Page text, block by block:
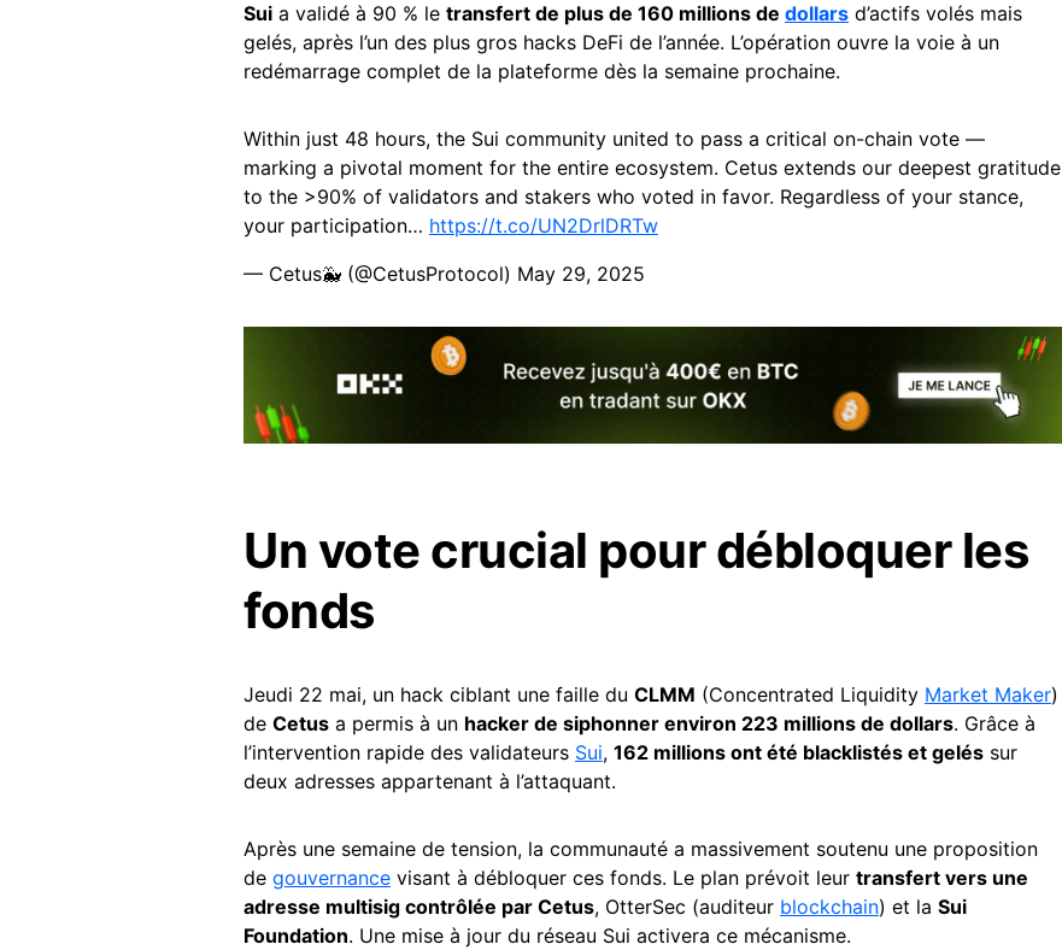
Sui a validé à 90 % le transfert de plus de 160 millions de dollars d’actifs volés mais
gelés, après l’un des plus gros hacks DeFi de l’année. L’opération ouvre la voie à un
redémarrage complet de la plateforme dès la semaine prochaine.
Within just 48 hours, the Sui community united to pass a critical on-chain vote —
marking a pivotal moment for the entire ecosystem. Cetus extends our deepest gratitude
to the >90% of validators and stakers who voted in favor. Regardless of your stance,
your participation… https://t.co/UN2DrlDRTw
— Cetus🐳 (@CetusProtocol) May 29, 2025
Un vote crucial pour débloquer les
fonds
Jeudi 22 mai, un hack ciblant une faille du CLMM (Concentrated Liquidity Market Maker)
de Cetus a permis à un hacker de siphonner environ 223 millions de dollars. Grâce à
l’intervention rapide des validateurs Sui, 162 millions ont été blacklistés et gelés sur
deux adresses appartenant à l’attaquant.
Après une semaine de tension, la communauté a massivement soutenu une proposition
de gouvernance visant à débloquer ces fonds. Le plan prévoit leur transfert vers une
adresse multisig contrôlée par Cetus, OtterSec (auditeur blockchain) et la Sui
Foundation. Une mise à jour du réseau Sui activera ce mécanisme.